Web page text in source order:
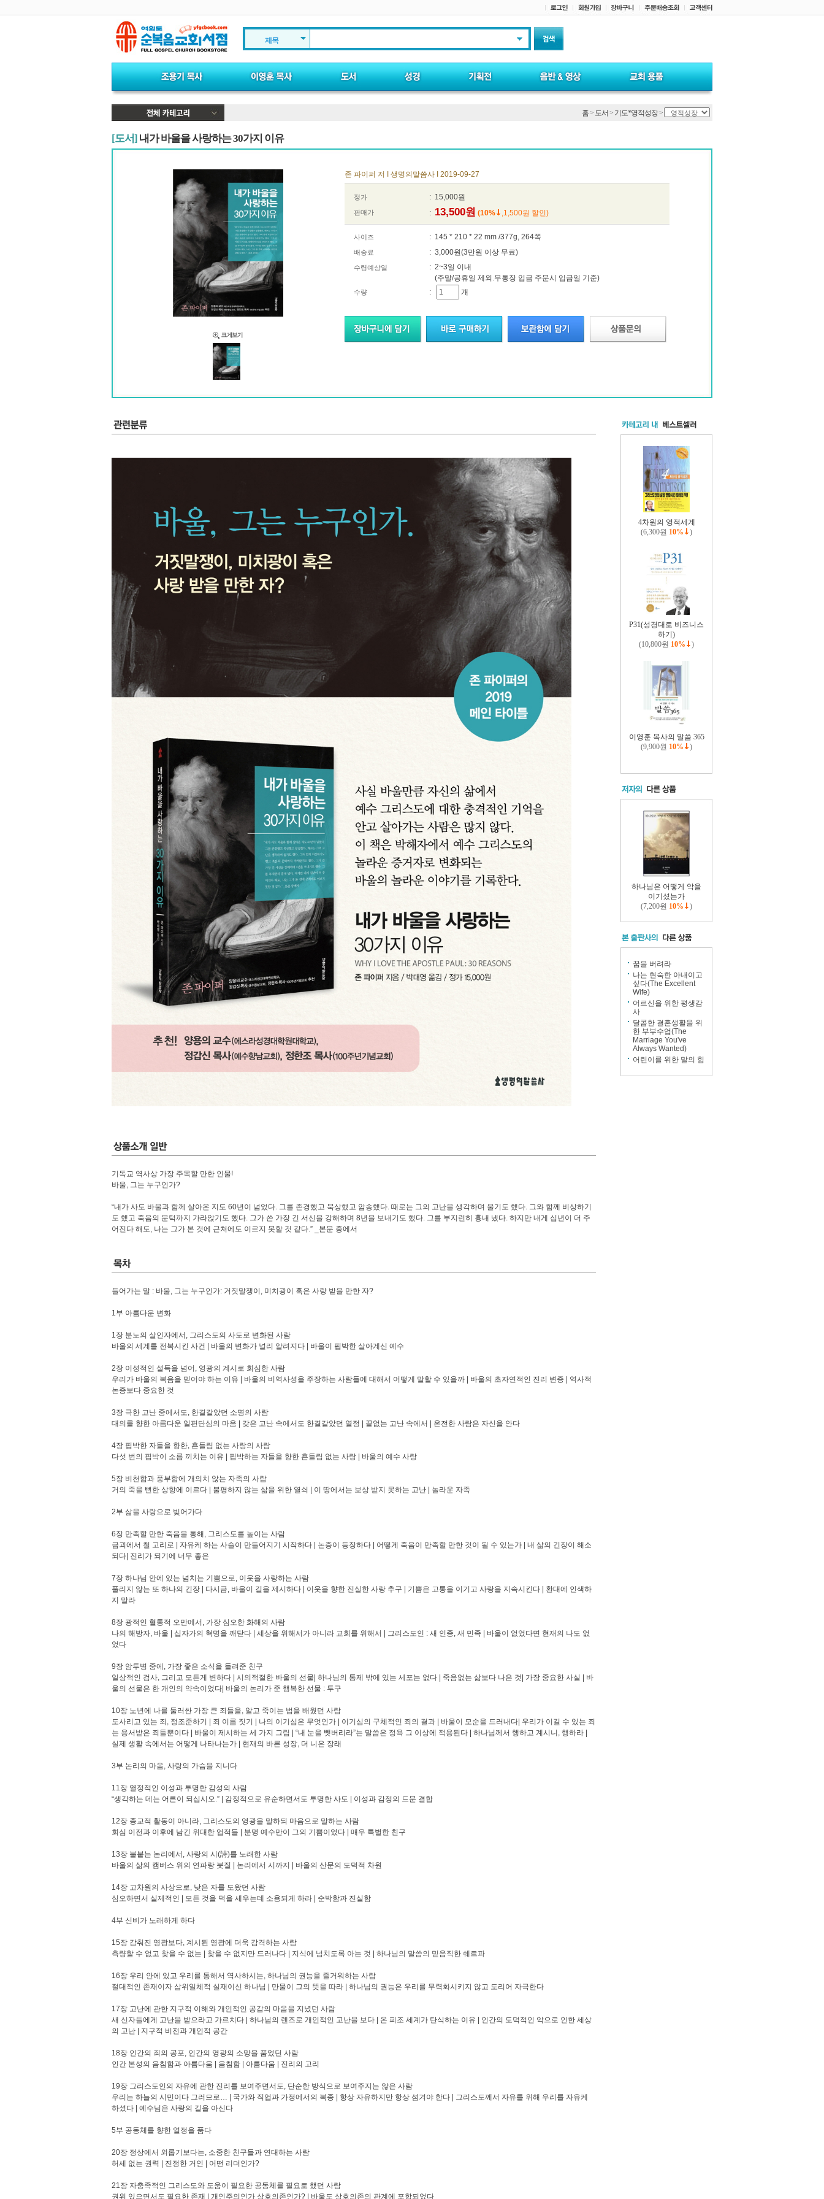
제목
홈> 도서 > 기도*영적성장>
[도서] 내가 바울을 사랑하는 30가지 이유
존 파이퍼 저 I 생명의말씀사 I 2019-09-27
정가 : 15,000원
판매가 : 13,500원 (10% ,1,500원 할인)
사이즈 : 145 * 210 * 22 mm /377g, 264쪽
배송료 : 3,000원(3만원 이상 무료)
수령예상일
: 2~3일 이내
(주말/공휴일 제외.무통장 입금 주문시 입금일 기준)
수량 : 개
기독교 역사상 가장 주목할 만한 인물!
바울, 그는 누구인가?
“내가 사도 바울과 함께 살아온 지도 60년이 넘었다. 그를 존경했고 묵상했고 암송했다. 때로는 그의 고난을 생각하며 울기도 했다. 그와 함께 비상하기
도 했고 죽음의 문턱까지 가라앉기도 했다. 그가 쓴 가장 긴 서신을 강해하며 8년을 보내기도 했다. 그를 부지런히 흉내 냈다. 하지만 내게 십년이 더 주
어진다 해도, 나는 그가 본 것에 근처에도 이르지 못할 것 같다.” _본문 중에서
들어가는 말 : 바울, 그는 누구인가: 거짓말쟁이, 미치광이 혹은 사랑 받을 만한 자?
1부 아름다운 변화
1장 분노의 살인자에서, 그리스도의 사도로 변화된 사람
바울의 세계를 전복시킨 사건 | 바울의 변화가 널리 알려지다 | 바울이 핍박한 살아계신 예수
2장 이성적인 설득을 넘어, 영광의 계시로 회심한 사람
우리가 바울의 복음을 믿어야 하는 이유 | 바울의 비역사성을 주장하는 사람들에 대해서 어떻게 말할 수 있을까 | 바울의 초자연적인 진리 변증 | 역사적
논증보다 중요한 것
3장 극한 고난 중에서도, 한결같았던 소명의 사람
대의를 향한 아름다운 일편단심의 마음 | 갖은 고난 속에서도 한결같았던 열정 | 끝없는 고난 속에서 | 온전한 사람은 자신을 안다
4장 핍박한 자들을 향한, 흔들림 없는 사랑의 사람
다섯 번의 핍박이 소름 끼치는 이유 | 핍박하는 자들을 향한 흔들림 없는 사랑 | 바울의 예수 사랑
5장 비천함과 풍부함에 개의치 않는 자족의 사람
거의 죽을 뻔한 상항에 이르다 | 불평하지 않는 삶을 위한 열쇠 | 이 땅에서는 보상 받지 못하는 고난 | 놀라운 자족
2부 삶을 사랑으로 빚어가다
6장 만족할 만한 죽음을 통해, 그리스도를 높이는 사람
금괴에서 철 고리로 | 자유케 하는 사슬이 만들어지기 시작하다 | 논증이 등장하다 | 어떻게 죽음이 만족할 만한 것이 될 수 있는가 | 내 삶의 긴장이 해소
되다| 진리가 되기에 너무 좋은
7장 하나님 안에 있는 넘치는 기쁨으로, 이웃을 사랑하는 사람
풀리지 않는 또 하나의 긴장 | 다시금, 바울이 길을 제시하다 | 이웃을 향한 진실한 사랑 추구 | 기쁨은 고통을 이기고 사랑을 지속시킨다 | 환대에 인색하
지 말라
8장 광적인 혈통적 오만에서, 가장 심오한 화해의 사람
나의 해방자, 바울 | 십자가의 혁명을 깨닫다 | 세상을 위해서가 아니라 교회를 위해서 | 그리스도인 : 새 인종, 새 민족 | 바울이 없었다면 현재의 나도 없
었다
9장 암투병 중에, 가장 좋은 소식을 들려준 친구
일상적인 검사, 그리고 모든게 변하다 | 시의적절한 바울의 선물| 하나님의 통제 밖에 있는 세포는 없다 | 죽음없는 삶보다 나은 것| 가장 중요한 사실 | 바
울의 선물은 한 개인의 약속이었다| 바울의 논리가 준 행복한 선물 : 투구
10장 노년에 나를 둘러싼 가장 큰 죄들을, 알고 죽이는 법을 배웠던 사람
도사리고 있는 죄, 정조준하기 | 죄 이름 짓기 | 나의 이기심은 무엇인가 | 이기심의 구체적인 죄의 결과 | 바울이 모순을 드러내다| 우리가 이길 수 있는 죄
는 용서받은 죄들뿐이다 | 바울이 제시하는 세 가지 그림 | “내 눈을 뺏버리라”는 말씀은 정욕 그 이상에 적용된다 | 하나님께서 행하고 계시니, 행하라 |
실제 생활 속에서는 어떻게 나타나는가 | 현재의 바른 성장, 더 니은 장래
3부 논리의 마음, 사랑의 가슴을 지니다
11장 열정적인 이성과 투명한 감성의 사람
“생각하는 데는 어른이 되십시오.” | 감정적으로 유순하면서도 투명한 사도 | 이성과 감정의 드문 결합
12장 종교적 활동이 아니라, 그리스도의 영광을 말하되 마음으로 말하는 사람
회심 이전과 이후에 남긴 위대한 업적들 | 분명 예수만이 그의 기쁨이었다 | 매우 특별한 친구
13장 불붙는 논리에서, 사랑의 시(詩)를 노래한 사람
바울의 삶의 캠버스 위의 연파랑 붓질 | 논리에서 시까지 | 바울의 산문의 도덕적 차원
14장 고차원의 사상으로, 낮은 자를 도왔던 사람
심오하면서 실제적인 | 모든 것을 덕을 세우는데 소용되게 하라 | 순박함과 진실함
4부 신비가 노래하게 하다
15장 감춰진 영광보다, 계시된 영광에 더욱 감격하는 사람
측량할 수 없고 찾을 수 없는 | 찾을 수 없지만 드러나다 | 지식에 넘치도록 아는 것 | 하나님의 말씀의 믿음직한 쉐르파
16장 우리 안에 있고 우리를 통해서 역사하시는, 하나님의 권능을 즐거워하는 사람
절대적인 존재이자 삼위일체적 실재이신 하나님 | 만물이 그의 뜻을 따라 | 하나님의 권능은 우리를 무력화시키지 않고 도리어 자극한다
17장 고난에 관한 지구적 이해와 개인적인 공감의 마음을 지녔던 사람
새 신자들에게 고난을 받으라고 가르치다 | 하나님의 렌즈로 개인적인 고난을 보다 | 온 피조 세계가 탄식하는 이유 | 인간의 도덕적인 악으로 인한 세상
의 고난 | 지구적 비전과 개인적 공간
18장 인간의 죄의 공포, 인간의 영광의 소망을 품었던 사람
인간 본성의 음침함과 아름다움 | 음침함 | 아름다움 | 진리의 고리
19장 그리스도인의 자유에 관한 진리를 보여주면서도, 단순한 방식으로 보여주지는 않은 사람
우리는 하늘의 시민이다 그러므로… | 국가와 직업과 가정에서의 복종 | 항상 자유하지만 항상 섬겨야 한다 | 그리스도께서 자유를 위해 우리를 자유케
하셨다 | 예수님은 사랑의 길을 아신다
5부 공동체를 향한 열정을 품다
20장 정상에서 외롭기보다는, 소중한 친구들과 연대하는 사람
허세 없는 권력 | 진정한 거인 | 어떤 리더인가?
21장 자충족적인 그리스도와 도움이 필요한 공동체를 필요로 했던 사람
권위 있으면서도 필요한 존재 | 개인주의인가 상호의존인가? | 바울도 상호의존의 관계에 포함되었다
4차원의 영적세계
(6,300원 10% )
P31(성경대로 비즈니스
하기)
(10,800원 10% )
이영훈 목사의 말씀 365
(9,900원 10% )
하나님은 어떻게 악을
이기셨는가
(7,200원 10% )
꿈을 버려라
나는 현숙한 아내이고
싶다(The Excellent
Wife)
어르신을 위한 평생감
사
달콤한 결혼생활을 위
한 부부수업(The
Marriage You've
Always Wanted)
어린이를 위한 말의 힘